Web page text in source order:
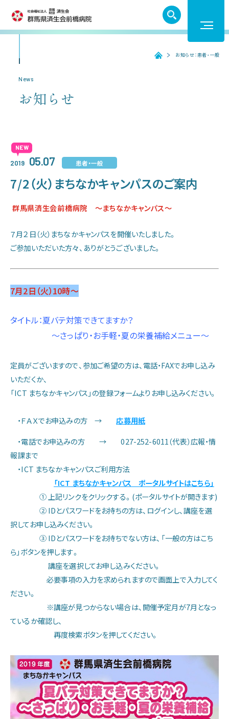
受診のご案内
病院紹介
当院の特色
診療部門のご案内
看護部のご案内
お問い合わせ
アクセス
お知らせ
ホーム お知らせ：患者・一般
News
お知らせ
2019 05.07 患者・一般
7/2（火）まちなかキャンパスのご案内
群馬県済生会前橋病院 ～まちなかキャンパス～
７月２日（火）まちなかキャンパスを開催いたしました。
ご参加いただいた方々、ありがとうございました。
7月2日（火）10時～
タイトル：夏バテ対策できてますか？
～さっぱり・お手軽・夏の栄養補給メニュー～
定員がございますので、参加ご希望の方は、電話・FAXでお申し込み
いただくか、
「ICT まちなかキャンパス」の登録フォームよりお申し込みください。
・ＦＡＸでお申込みの方 →応募用紙
・電話でお申込みの方 → 027-252-6011（代表）広報・情
報課まで
・ICT まちなかキャンパスご利用方法
「ICT まちなかキャンパス ポータルサイトはこちら」
① 上記リンクをクリックする。(ポータルサイトが開きます)
② IDとパスワードをお持ちの方は、ログインし、講座を選
択してお申し込みください。
③ IDとパスワードをお持ちでない方は、「一般の方はこち
ら」ボタンを押します。
講座を選択してお申し込みください。
必要事項の入力を求められますので画面上で入力してく
ださい。
※講座が見つからない場合は、開催予定月が7月となっ
ているか確認し、
再度検索ボタンを押してください。